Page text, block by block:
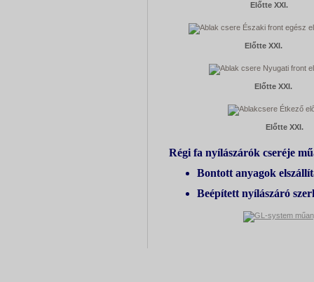
Előtte XXI.
Előtte XXI.
Előtte XXI.
Előtte XXI.
Régi fa nyílászárók cseréje
Bontott anyagok
Beépített nyílászáró